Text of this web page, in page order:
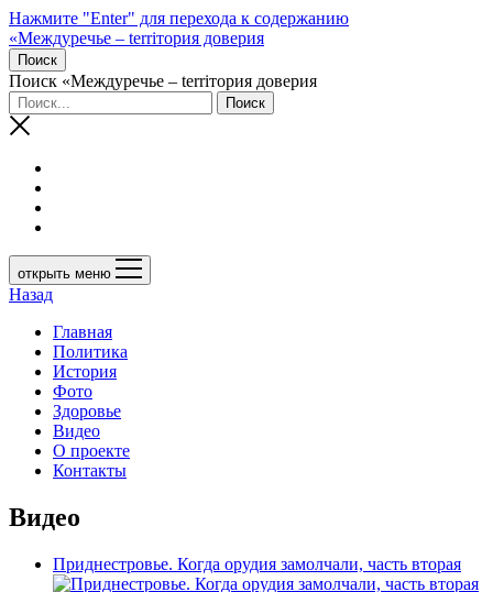
Нажмите "Enter" для перехода к содержанию
«Междуречье – terriтория доверия
Поиск
Поиск «Междуречье – terriтория доверия
открыть меню
Назад
Главная
Политика
История
Фото
Здоровье
Видео
О проекте
Контакты
Видео
Приднестровье. Когда орудия замолчали, часть вторая